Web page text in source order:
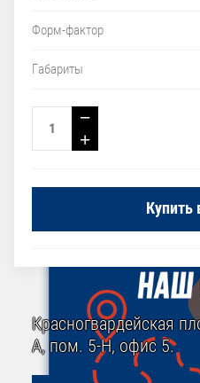
Форм-фактор
Габариты
−
+
Купить
Красногвардейская
А, пом. 5-Н, офис 5.